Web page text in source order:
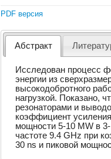
PDF версия
Абстракт
Исследован процесс
энергии из
высокодобротного
нагрузкой. Показано,
резонаторами и
коэффициент
мощности 5-10 MW в
частоте 9.4 GHz при
30 ns и пиковой